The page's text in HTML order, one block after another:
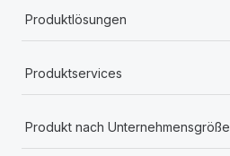
Produktlösungen
Produktservices
Produkt nach Unternehmensgröße